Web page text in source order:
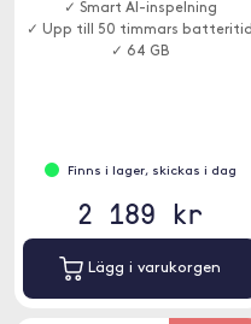
✓ Smart AI-inspelning
✓ Upp till 50 timmars batteritid
✓ 64 GB
Finns i lager, skickas i dag
2 189 kr
Lägg i varukorgen